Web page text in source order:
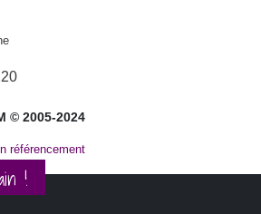
© 2005-2024
référencement
!